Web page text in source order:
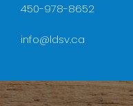
450-978-8652
info@ldsv.ca